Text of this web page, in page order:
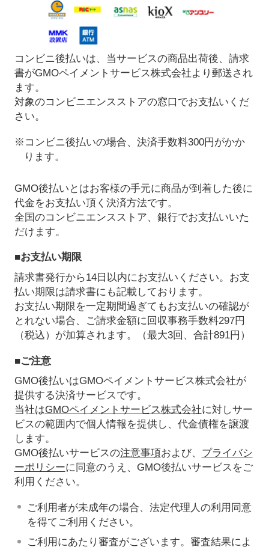
コンビニ後払いは、当サービスの商品出荷後、請求
書がGMOペイメントサービス株式会社より郵送され
ます。
対象のコンビニエンスストアの窓口でお支払いくだ
さい。
※コンビニ後払いの場合、決済手数料300円がかか
ります。
GMO後払いとはお客様の手元に商品が到着した後に
代金をお支払い頂く決済方法です。
全国のコンビニエンスストア、銀行でお支払いいた
だけます。
■お支払い期限
請求書発行から14日以内にお支払いください。お支
払い期限は請求書にも記載しております。
お支払い期限を一定期間過ぎてもお支払いの確認が
とれない場合、ご請求金額に回収事務手数料297円
（税込）が加算されます。（最大3回、合計891円）
■ご注意
GMO後払いはGMOペイメントサービス株式会社が
提供する決済サービスです。
当社はGMOペイメントサービス株式会社に対しサー
ビスの範囲内で個人情報を提供し、代金債権を譲渡
します。
GMO後払いサービスの注意事項および、 プライバシ
ーポリシーに同意のうえ、GMO後払いサービスをご
利用ください。
ご利用者が未成年の場合、法定代理人の利用同意
を得てご利用ください。
ご利用にあたり審査がございます。審査結果によ